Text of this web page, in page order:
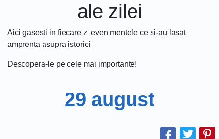
ale zilei
Aici gasesti in fiecare zi evenimentele ce si-au lasat
amprenta asupra istoriei
Descopera-le pe cele mai importante!
29 august